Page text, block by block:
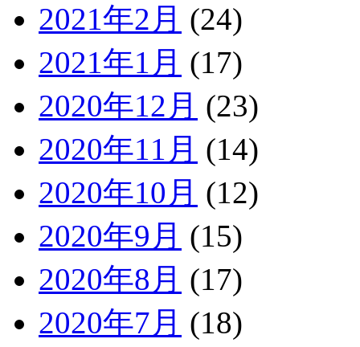
2021年2月 (24)
2021年1月 (17)
2020年12月 (23)
2020年11月 (14)
2020年10月 (12)
2020年9月 (15)
2020年8月 (17)
2020年7月 (18)